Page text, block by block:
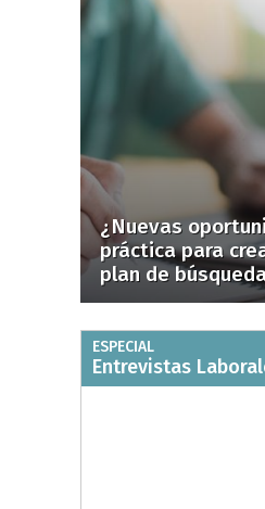
¿Nuevas
práctica para
plan de
ESPECIAL
Entrevistas